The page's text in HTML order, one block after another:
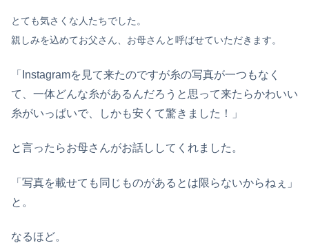
とても気さくな人たちでした。
親しみを込めてお父さん、お母さんと呼ばせていただきます。
「Instagramを見て来たのですが糸の写真が一つもなく
て、一体どんな糸があるんだろうと思って来たらかわいい
糸がいっぱいで、しかも安くて驚きました！」
と言ったらお母さんがお話ししてくれました。
「写真を載せても同じものがあるとは限らないからねぇ」
と。
なるほど。